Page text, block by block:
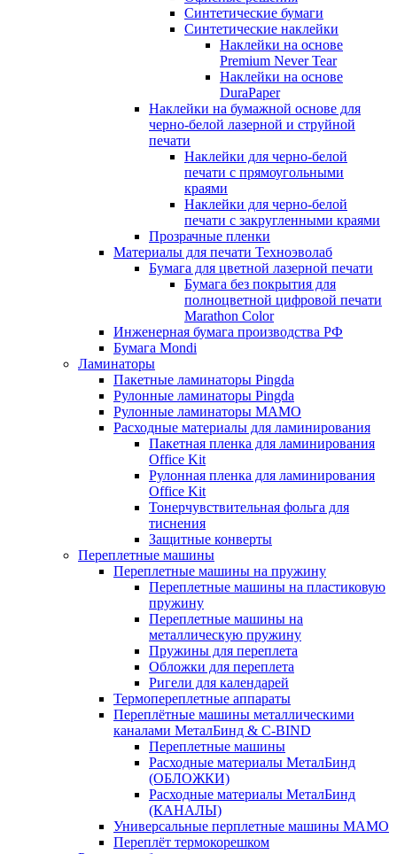
Синтетические бумаги
Синтетические наклейки
Наклейки на основе
Premium Never Tear
Наклейки на основе
DuraPaper
Наклейки на бумажной основе для
черно-белой лазерной и струйной
печати
Наклейки для черно-белой
печати с прямоугольными
краями
Наклейки для черно-белой
печати с закругленными краями
Прозрачные пленки
Материалы для печати Техноэволаб
Бумага для цветной лазерной печати
Бумага без покрытия для
полноцветной цифровой печати
Marathon Color
Инженерная бумага производства РФ
Бумага Mondi
Ламинаторы
Пакетные ламинаторы Pingda
Рулонные ламинаторы Pingda
Рулонные ламинаторы MAMO
Расходные материалы для ламинирования
Пакетная пленка для ламинирования
Office Kit
Рулонная пленка для ламинирования
Office Kit
Тонерчувствительная фольга для
тиснения
Защитные конверты
Переплетные машины
Переплетные машины на пружину
Переплетные машины на пластиковую
пружину
Переплетные машины на
металлическую пружину
Пружины для переплета
Обложки для переплета
Ригели для календарей
Термопереплетные аппараты
Переплётные машины металлическими
каналами МеталБинд & C-BIND
Переплетные машины
Расходные материалы МеталБинд
(ОБЛОЖКИ)
Расходные материалы МеталБинд
(КАНАЛЫ)
Универсальные перплетные машины MAMO
Переплёт термокорешком